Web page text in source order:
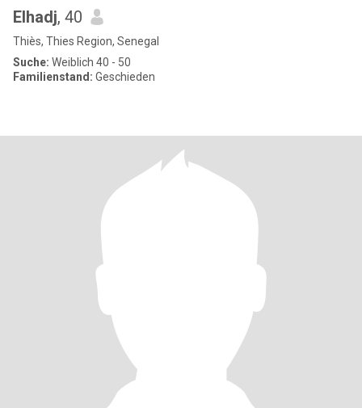
Elhadj, 40
Thiès, Thies Region, Senegal
Suche: Weiblich 40 - 50
Familienstand: Geschieden